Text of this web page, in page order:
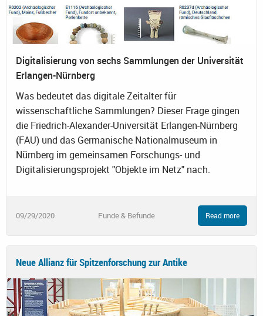
Digitalisierung von sechs Sammlungen der Universität
Erlangen-Nürnberg
Was bedeutet das digitale Zeitalter für
wissenschaftliche Sammlungen? Dieser Frage gingen
die Friedrich-Alexander-Universität Erlangen-Nürnberg
(FAU) und das Germanische Nationalmuseum in
Nürnberg im gemeinsamen Forschungs- und
Digitalisierungsprojekt "Objekte im Netz" nach.
09/29/2020 Funde & Befunde Read more
Neue Allianz für Spitzenforschung zur Antike